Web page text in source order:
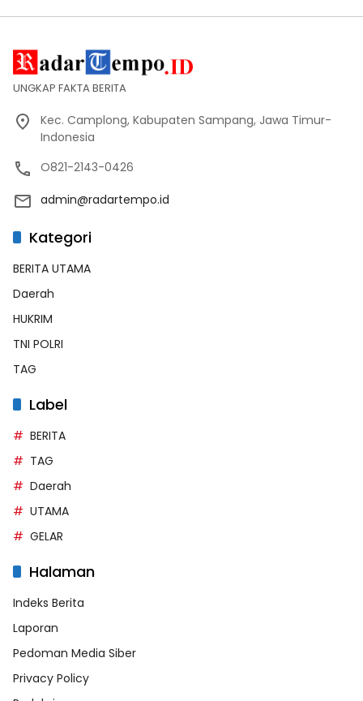
UNGKAP FAKTA BERITA
Kec. Camplong, Kabupaten Sampang, Jawa Timur-
Indonesia
O821-2143-0426
admin@radartempo.id
Kategori
BERITA UTAMA
Daerah
HUKRIM
TNI POLRI
TAG
Label
BERITA
TAG
Daerah
UTAMA
GELAR
Halaman
Indeks Berita
Laporan
Pedoman Media Siber
Privacy Policy